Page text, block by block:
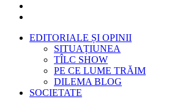
EDITORIALE ȘI OPINII
SITUAȚIUNEA
TÎLC SHOW
PE CE LUME TRĂIM
DILEMA BLOG
SOCIETATE